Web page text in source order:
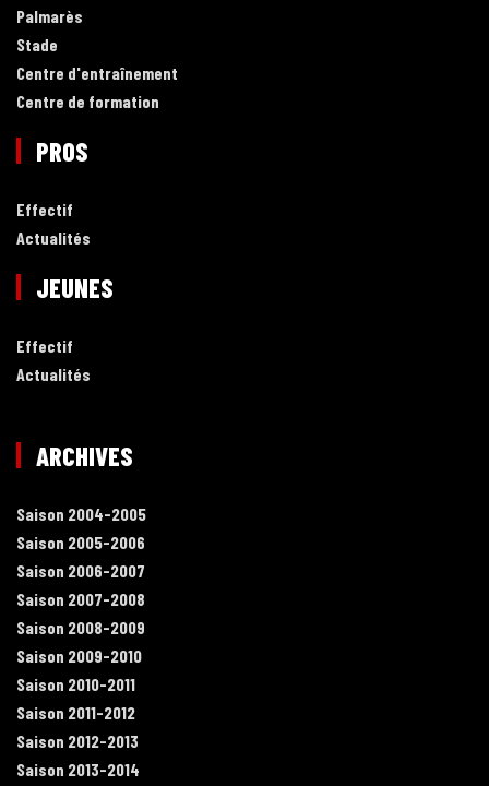
Palmarès
Stade
Centre d'entraînement
Centre de formation
PROS
Effectif
Actualités
JEUNES
Effectif
Actualités
ARCHIVES
Saison 2004-2005
Saison 2005-2006
Saison 2006-2007
Saison 2007-2008
Saison 2008-2009
Saison 2009-2010
Saison 2010-2011
Saison 2011-2012
Saison 2012-2013
Saison 2013-2014